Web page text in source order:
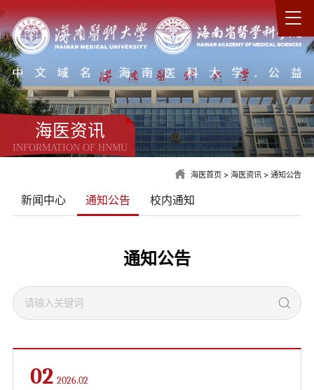
海医资讯
INFORMATION OF HNMU
海医首页 >海医资讯 >通知公告
新闻中心 通知公告 校内通知
通知公告
02 2026.02